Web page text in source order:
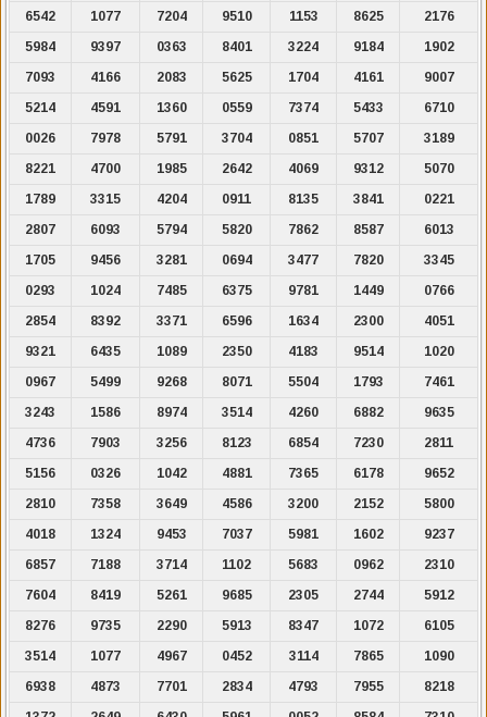
6542
1077 7204 9510 1153 8625
2176
5984
9397 0363 8401 3224 9184
1902
7093
4166 2083 5625 1704 4161
9007
5214
4591 1360 0559 7374 5433
6710
0026
7978 5791 3704 0851 5707
3189
8221
4700 1985 2642 4069 9312
5070
1789
3315 4204 0911 8135 3841
0221
2807
6093 5794 5820 7862 8587
6013
1705
9456 3281 0694 3477 7820
3345
0293
1024 7485 6375 9781 1449
0766
2854
8392 3371 6596 1634 2300
4051
9321
6435 1089 2350 4183 9514
1020
0967
5499 9268 8071 5504 1793
7461
3243
1586 8974 3514 4260 6882
9635
4736
7903 3256 8123 6854 7230
2811
5156
0326 1042 4881 7365 6178
9652
2810
7358 3649 4586 3200 2152
5800
4018
1324 9453 7037 5981 1602
9237
6857
7188 3714 1102 5683 0962
2310
7604
8419 5261 9685 2305 2744
5912
8276
9735 2290 5913 8347 1072
6105
3514
1077 4967 0452 3114 7865
1090
6938
4873 7701 2834 4793 7955
8218